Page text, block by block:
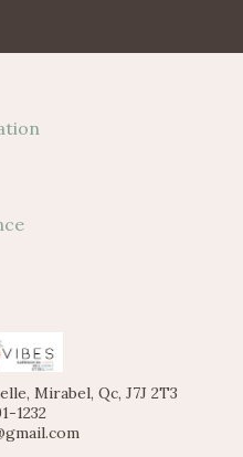
Mirabel, Qc, J7J 2T3
1232